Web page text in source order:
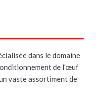
dans le domaine
de l’œuf
vaste assortiment de